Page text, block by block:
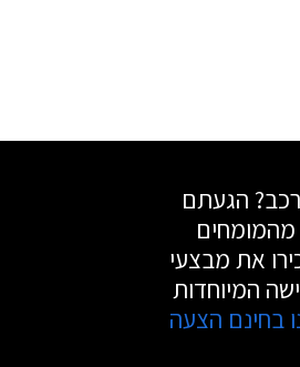
רכב? הגעתם
מהמומחים
את מבצעי
המיוחדות
בחינם הצעה